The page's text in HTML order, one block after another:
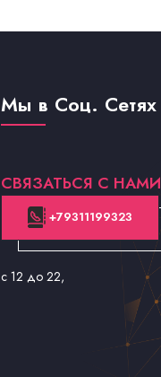
Мы в Соц. Сетях
СВЯЗАТЬСЯ С НАМИ
+79311199323
с 12 до 22,